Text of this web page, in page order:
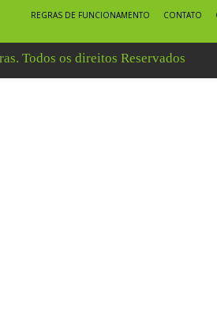
REGRAS DE FUNCIONAMENTO CONTATO
Todos os direitos Reservados